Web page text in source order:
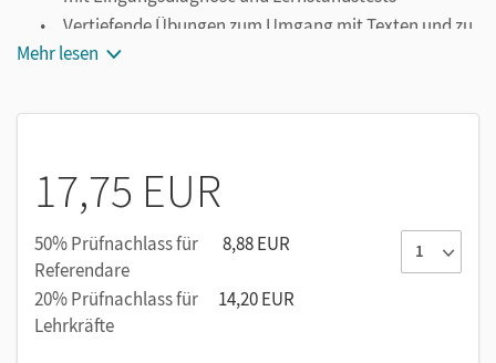
Vertiefende Übungen zum Umgang mit Texten und zu
Arbeitstechniken
Die ca. 300 interaktiven Übungen auf zwei
auf die Unterrichtsinhalte und bieten den
Schülerinnen und Schülern die Möglichkeit, zu den
wichtigsten Themen ihre Kenntnisse zu vertiefen.
Tipps und Feedback unterstützen beim
eigenständigen Lösen der Aufgaben.
Mehr lesen
17,75 EUR
50% Prüfnachlass für
Referendare
8,88 EUR
20% Prüfnachlass für
Lehrkräfte
14,20 EUR